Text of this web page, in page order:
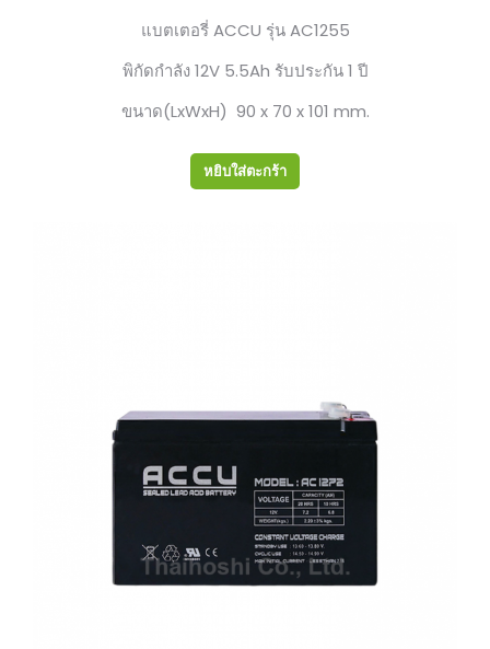
แบตเตอรี่ ACCU รุ่น AC1255
พิกัดกำลัง 12V 5.5Ah รับประกัน 1 ปี
ขนาด(LxWxH) 90 x 70 x 101 mm.
หยิบใส่ตะกร้า